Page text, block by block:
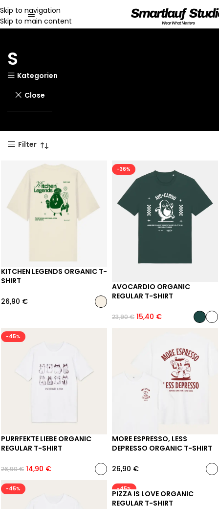
Skip to navigation
Skip to main content
S
Kategorien
Close
Filter
KITCHEN LEGENDS ORGANIC T-
SHIRT
26,90 €
-36%
AVOCARDIO ORGANIC
REGULAR T-SHIRT
23,90€ 15,40 €
-45%
PURRFEKTE LIEBE ORGANIC
REGULAR T-SHIRT
26,90€ 14,90 €
MORE ESPRESSO, LESS
DEPRESSO ORGANIC T-SHIRT
26,90 €
-45% -45%
PIZZA IS LOVE ORGANIC
REGULAR T-SHIRT